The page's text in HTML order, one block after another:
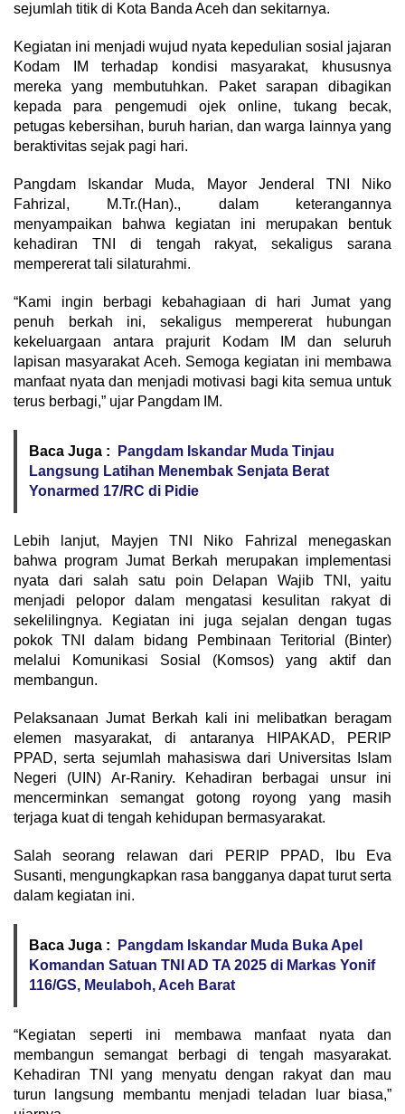
sejumlah titik di Kota Banda Aceh dan sekitarnya.
Kegiatan ini menjadi wujud nyata kepedulian sosial jajaran
Kodam IM terhadap kondisi masyarakat, khususnya
mereka yang membutuhkan. Paket sarapan dibagikan
kepada para pengemudi ojek online, tukang becak,
petugas kebersihan, buruh harian, dan warga lainnya yang
beraktivitas sejak pagi hari.
Pangdam Iskandar Muda, Mayor Jenderal TNI Niko
Fahrizal, M.Tr.(Han)., dalam keterangannya
menyampaikan bahwa kegiatan ini merupakan bentuk
kehadiran TNI di tengah rakyat, sekaligus sarana
mempererat tali silaturahmi.
“Kami ingin berbagi kebahagiaan di hari Jumat yang
penuh berkah ini, sekaligus mempererat hubungan
kekeluargaan antara prajurit Kodam IM dan seluruh
lapisan masyarakat Aceh. Semoga kegiatan ini membawa
manfaat nyata dan menjadi motivasi bagi kita semua untuk
terus berbagi,” ujar Pangdam IM.
Baca Juga :
Pangdam Iskandar Muda Tinjau
Langsung Latihan Menembak Senjata Berat
Yonarmed 17/RC di Pidie
Lebih lanjut, Mayjen TNI Niko Fahrizal menegaskan
bahwa program Jumat Berkah merupakan implementasi
nyata dari salah satu poin Delapan Wajib TNI, yaitu
menjadi pelopor dalam mengatasi kesulitan rakyat di
sekelilingnya. Kegiatan ini juga sejalan dengan tugas
pokok TNI dalam bidang Pembinaan Teritorial (Binter)
melalui Komunikasi Sosial (Komsos) yang aktif dan
membangun.
Pelaksanaan Jumat Berkah kali ini melibatkan beragam
elemen masyarakat, di antaranya HIPAKAD, PERIP
PPAD, serta sejumlah mahasiswa dari Universitas Islam
Negeri (UIN) Ar-Raniry. Kehadiran berbagai unsur ini
mencerminkan semangat gotong royong yang masih
terjaga kuat di tengah kehidupan bermasyarakat.
Salah seorang relawan dari PERIP PPAD, Ibu Eva
Susanti, mengungkapkan rasa bangganya dapat turut serta
dalam kegiatan ini.
Baca Juga :
Pangdam Iskandar Muda Buka Apel
Komandan Satuan TNI AD TA 2025 di Markas Yonif
116/GS, Meulaboh, Aceh Barat
“Kegiatan seperti ini membawa manfaat nyata dan
membangun semangat berbagi di tengah masyarakat.
Kehadiran TNI yang menyatu dengan rakyat dan mau
turun langsung membantu menjadi teladan luar biasa,”